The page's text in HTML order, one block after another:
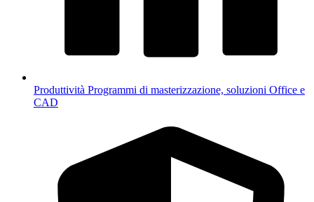
Produttività Programmi di masterizzazione, soluzioni Office e
CAD